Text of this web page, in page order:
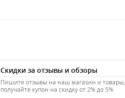
Скидки за отзывы и обзоры
Пишите отзывы на наш магазин и товары,
получайте купон на скидку от 2% до 5%